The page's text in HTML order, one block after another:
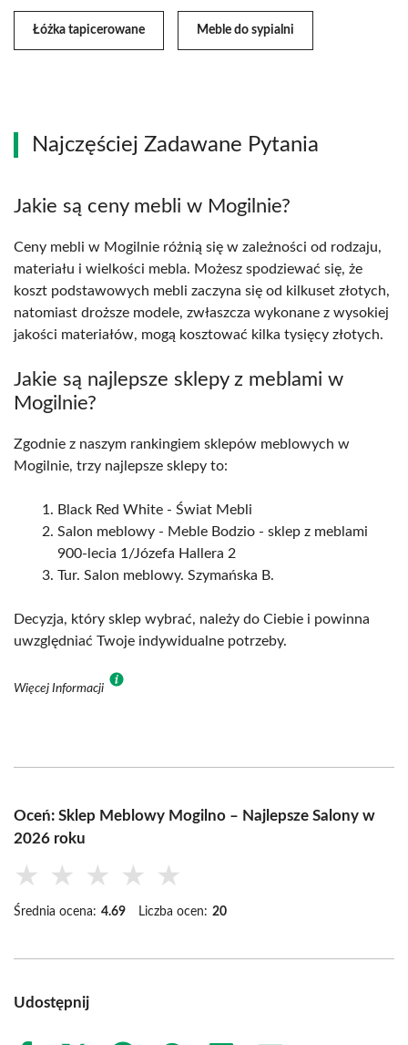
Łóżka tapicerowane Meble do sypialni
Najczęściej Zadawane Pytania
Jakie są ceny mebli w Mogilnie?
Ceny mebli w Mogilnie różnią się w zależności od rodzaju,
materiału i wielkości mebla. Możesz spodziewać się, że
koszt podstawowych mebli zaczyna się od kilkuset złotych,
natomiast droższe modele, zwłaszcza wykonane z wysokiej
jakości materiałów, mogą kosztować kilka tysięcy złotych.
Jakie są najlepsze sklepy z meblami w
Mogilnie?
Zgodnie z naszym rankingiem sklepów meblowych w
Mogilnie, trzy najlepsze sklepy to:
Black Red White - Świat Mebli
Salon meblowy - Meble Bodzio - sklep z meblami
900-lecia 1/Józefa Hallera 2
Tur. Salon meblowy. Szymańska B.
Decyzja, który sklep wybrać, należy do Ciebie i powinna
uwzględniać Twoje indywidualne potrzeby.
Więcej Informacji
Oceń: Sklep Meblowy Mogilno – Najlepsze Salony w
2026 roku
★ ★ ★ ★ ★
Średnia ocena: 4.69 Liczba ocen: 20
Udostępnij